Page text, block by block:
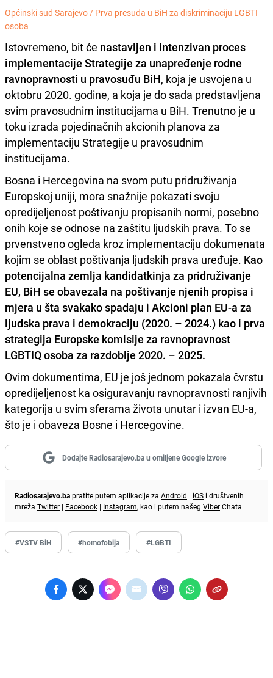
Općinski sud Sarajevo / Prva presuda u BiH za diskriminaciju LGBTI
osoba
Istovremeno, bit će nastavljen i intenzivan proces
implementacije Strategije za unapređenje rodne
ravnopravnosti u pravosuđu BiH, koja je usvojena u
oktobru 2020. godine, a koja je do sada predstavljena
svim pravosudnim institucijama u BiH. Trenutno je u
toku izrada pojedinačnih akcionih planova za
implementaciju Strategije u pravosudnim
institucijama.
Bosna i Hercegovina na svom putu pridruživanja
Europskoj uniji, mora snažnije pokazati svoju
opredijeljenost poštivanju propisanih normi, posebno
onih koje se odnose na zaštitu ljudskih prava. To se
prvenstveno ogleda kroz implementaciju dokumenata
kojim se oblast poštivanja ljudskih prava uređuje. Kao
potencijalna zemlja kandidatkinja za pridruživanje
EU, BiH se obavezala na poštivanje njenih propisa i
mjera u šta svakako spadaju i Akcioni plan EU-a za
ljudska prava i demokraciju (2020. – 2024.) kao i prva
strategija Europske komisije za ravnopravnost
LGBTIQ osoba za razdoblje 2020. – 2025.
Ovim dokumentima, EU je još jednom pokazala čvrstu
opredijeljenost ka osiguravanju ravnopravnosti ranjivih
kategorija u svim sferama života unutar i izvan EU-a,
što je i obaveza Bosne i Hercegovine.
Dodajte Radiosarajevo.ba u omiljene Google izvore
Radiosarajevo.bapratite putem aplikacije za Android | iOS i društvenih
mreža Twitter | Facebook | Instagram, kao i putem našeg ViberChata.
#VSTV BiH #homofobija #LGBTI